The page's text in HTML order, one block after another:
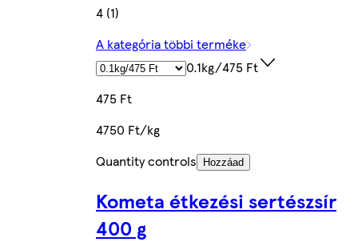
4 (1)
A kategória többi terméke
0.1kg/475 Ft
475 Ft
4750 Ft/kg
Quantity controls
Hozzáad
Kometa étkezési sertészsír
400 g